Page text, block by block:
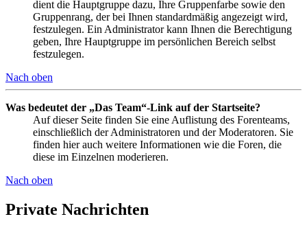
dient die Hauptgruppe dazu, Ihre Gruppenfarbe sowie den
Gruppenrang, der bei Ihnen standardmäßig angezeigt wird,
festzulegen. Ein Administrator kann Ihnen die Berechtigung
geben, Ihre Hauptgruppe im persönlichen Bereich selbst
festzulegen.
Nach oben
Was bedeutet der „Das Team“-Link auf der Startseite?
Auf dieser Seite finden Sie eine Auflistung des Forenteams,
einschließlich der Administratoren und der Moderatoren. Sie
finden hier auch weitere Informationen wie die Foren, die
diese im Einzelnen moderieren.
Nach oben
Private Nachrichten